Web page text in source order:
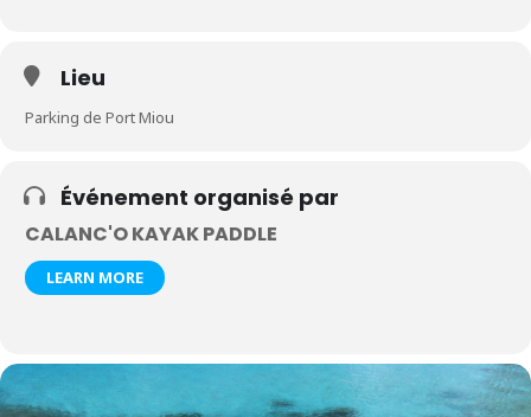
Lieu
Parking de Port Miou
Événement organisé par
CALANC'O KAYAK PADDLE
LEARN MORE